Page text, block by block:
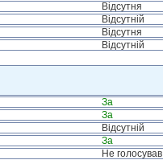
Відсутня
Відсутній
Відсутня
Відсутній
За
За
Відсутній
За
Не голосував